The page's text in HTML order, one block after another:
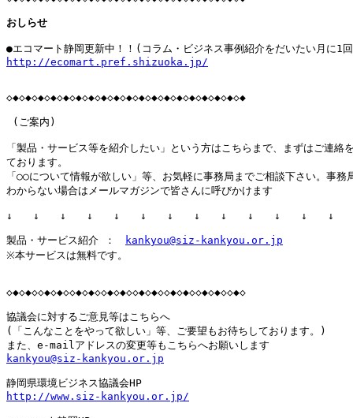
おしらせ
http://ecomart.pref.shizuoka.jp/
◇◆◇◆◇◆◇◆◇◆◇◆◇◆◇◆◇◆◇◆◇◆◇◆◇◆◇◆◇◆◇◆◇◆◇◆◇◆
(ご案内)
「製品・サービス等を紹介したい」という方はこちらまで、まずはご連絡
ております。
「○○について情報が欲しい」等、お気軽に事務局までご相談下さい。事務
わからない場合はメールマガジンで皆さんに呼びかけます
↓　　↓　　↓　　↓　　↓　　↓　　↓　　↓　　↓　　↓　　↓　　↓　　↓
製品・サービス紹介 ：
kankyou@siz-kankyou.or.jp
※本サービスは無料です。
◇◆◇◆◇◇◆◇◆◇◇◆◇◆◇◇◆◇◆◇◇◆◇◆◇◇◆◇◆◇◇◆◇◆◇◇◆◇
協議会に対するご意見等はこちらへ
(「こんなことをやって欲しい」等、ご要望もお待ちしております。)
kankyou@siz-kankyou.or.jp
http://www.siz-kankyou.or.jp/